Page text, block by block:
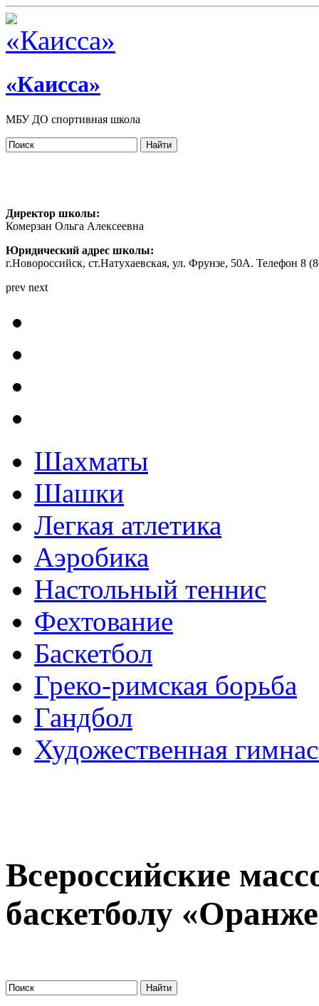
«Каисса»
МБУ ДО спортивная школа
Директор школы:
Комерзан Ольга Алексеевна
Юридический адрес школы:
г.Новороссийск, ст.Натухаевская, ул. Фрунзе, 50А. Телефон 8
prev next
Шахматы
Шашки
Легкая атлетика
Аэробика
Настольный теннис
Фехтование
Баскетбол
Греко-римская борьба
Гандбол
Художественная
Всероссийские
баскетболу